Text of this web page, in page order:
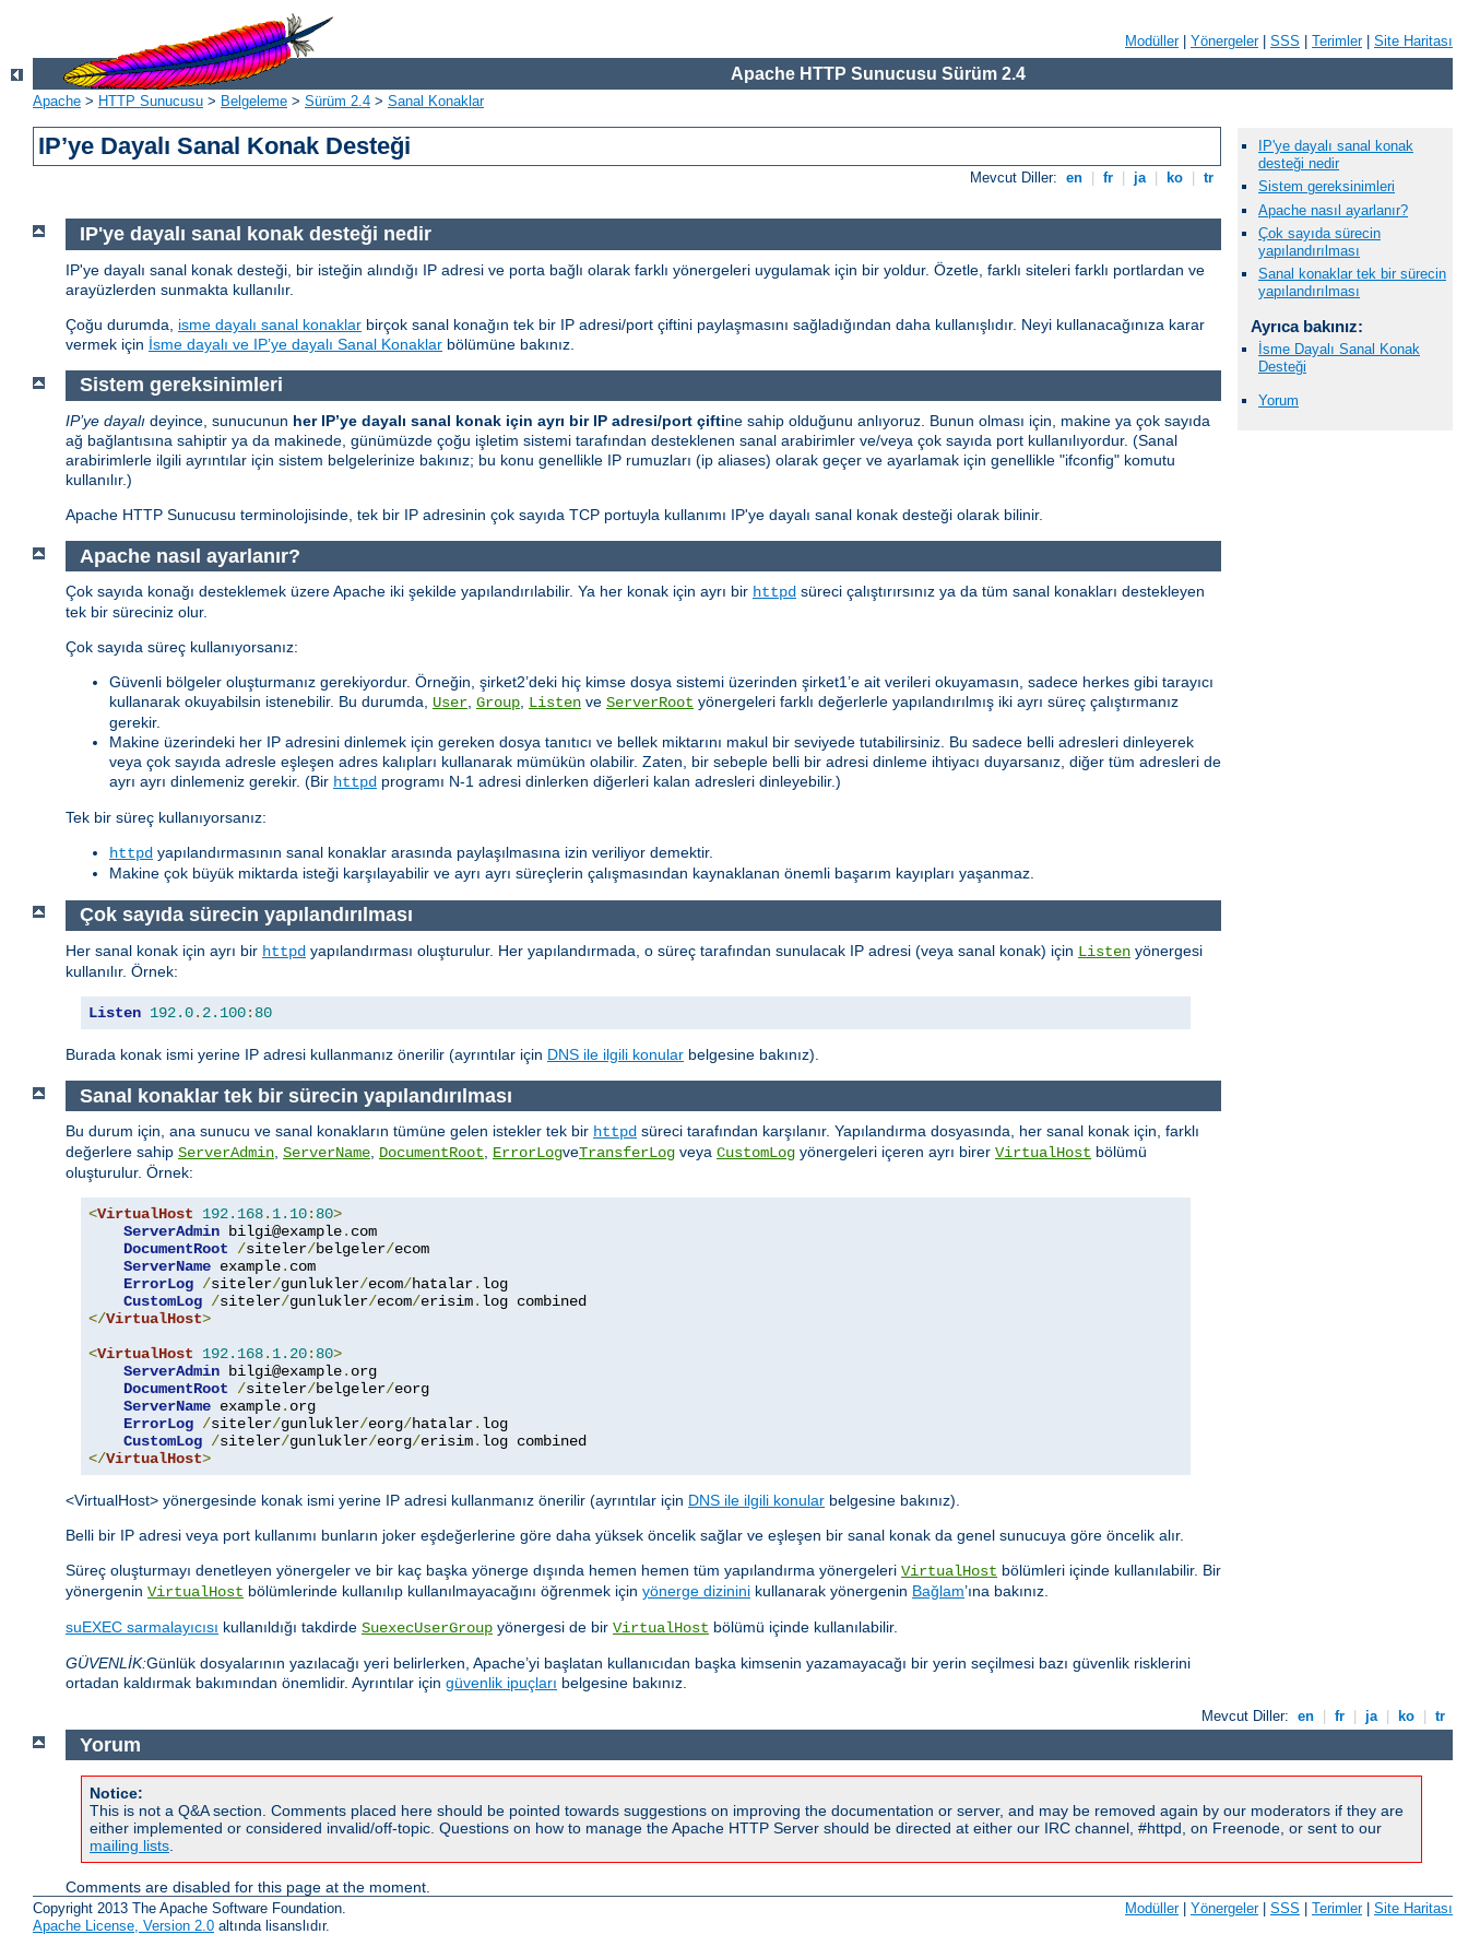
Modüller| Yönergeler| SSS Terimler| Site Haritası
Apache HTTP Sunucusu Sürüm 2.4
Apache > HTTP Sunucusu > Belgeleme > Sürüm 2.4 > Sanal Konaklar
IP’ye Dayalı Sanal Konak Desteği
Mevcut Diller: en fr ja ko tr
IP'ye dayalı sanal konak
desteği nedir
Sistem gereksinimleri
Apache nasıl ayarlanır?
Çok sayıda sürecin
yapılandırılması
Sanal konaklar tek bir sürecin
yapılandırılması
Ayrıca bakınız:
İsme Dayalı Sanal Konak
Desteği
Yorum
IP'ye dayalı sanal konak desteği nedir
IP'ye dayalı sanal konak desteği, bir isteğin alındığı IP adresi ve porta bağlı olarak farklı yönergeleri uygulamak için bir yoldur. Özetle, farklı siteleri farklı portlardan ve
arayüzlerden sunmakta kullanılır.
Çoğu durumda, isme dayalı sanal konaklar birçok sanal konağın tek bir IP adresi/port çiftini paylaşmasını sağladığından daha kullanışlıdır. Neyi kullanacağınıza karar
vermek için İsme dayalı ve IP’ye dayalı Sanal Konaklar bölümüne bakınız.
Sistem gereksinimleri
IP’ye dayalı deyince, sunucunun her IP’ye dayalı sanal konak için ayrı bir IP adresi/port çiftine sahip olduğunu anlıyoruz. Bunun olması için, makine ya çok sayıda
ağ bağlantısına sahiptir ya da makinede, günümüzde çoğu işletim sistemi tarafından desteklenen sanal arabirimler ve/veya çok sayıda port kullanılıyordur. (Sanal
arabirimlerle ilgili ayrıntılar için sistem belgelerinize bakınız; bu konu genellikle IP rumuzları (ip aliases) olarak geçer ve ayarlamak için genellikle "ifconfig" komutu
kullanılır.)
Apache HTTP Sunucusu terminolojisinde, tek bir IP adresinin çok sayıda TCP portuyla kullanımı IP'ye dayalı sanal konak desteği olarak bilinir.
Apache nasıl ayarlanır?
Çok sayıda konağı desteklemek üzere Apache iki şekilde yapılandırılabilir. Ya her konak için ayrı bir httpd süreci çalıştırırsınız ya da tüm sanal konakları destekleyen
tek bir süreciniz olur.
Çok sayıda süreç kullanıyorsanız:
Güvenli bölgeler oluşturmanız gerekiyordur. Örneğin, şirket2’deki hiç kimse dosya sistemi üzerinden şirket1’e ait verileri okuyamasın, sadece herkes gibi tarayıcı
kullanarak okuyabilsin istenebilir. Bu durumda, User, Group, Listen ve ServerRoot yönergeleri farklı değerlerle yapılandırılmış iki ayrı süreç çalıştırmanız
gerekir.
Makine üzerindeki her IP adresini dinlemek için gereken dosya tanıtıcı ve bellek miktarını makul bir seviyede tutabilirsiniz. Bu sadece belli adresleri dinleyerek
veya çok sayıda adresle eşleşen adres kalıpları kullanarak mümükün olabilir. Zaten, bir sebeple belli bir adresi dinleme ihtiyacı duyarsanız, diğer tüm adresleri de
ayrı ayrı dinlemeniz gerekir. (Bir httpd programı N-1 adresi dinlerken diğerleri kalan adresleri dinleyebilir.)
Tek bir süreç kullanıyorsanız:
httpd yapılandırmasının sanal konaklar arasında paylaşılmasına izin veriliyor demektir.
Makine çok büyük miktarda isteği karşılayabilir ve ayrı ayrı süreçlerin çalışmasından kaynaklanan önemli başarım kayıpları yaşanmaz.
Çok sayıda sürecin yapılandırılması
Her sanal konak için ayrı bir httpd yapılandırması oluşturulur. Her yapılandırmada, o süreç tarafından sunulacak IP adresi (veya sanal konak) için Listen yönergesi
kullanılır. Örnek:
Listen 192.0. 2.100: 80
Burada konak ismi yerine IP adresi kullanmanız önerilir (ayrıntılar için DNS ile ilgili konular belgesine bakınız).
Sanal konaklar tek bir sürecin yapılandırılması
Bu durum için, ana sunucu ve sanal konakların tümüne gelen istekler tek bir httpd süreci tarafından karşılanır. Yapılandırma dosyasında, her sanal konak için, farklı
değerlere sahip ServerAdmin, ServerName, DocumentRoot, ErrorLogveTransferLog veya CustomLog yönergeleri içeren ayrı birer VirtualHost bölümü
oluşturulur. Örnek:
<VirtualHost 192.168. 1.10: 80>
ServerAdmin bilgi@example. com
DocumentRoot
/siteler/belgeler/ecom
ServerName example. com
ErrorLog /siteler/gunlukler/ecom/hatalar. log
CustomLog /siteler/gunlukler/ecom/erisim.
</VirtualHost>
<VirtualHost 192.168. 1.20: 80>
ServerAdmin bilgi@example. org
DocumentRoot
/siteler/belgeler/eorg
ServerName example. org
ErrorLog /siteler/gunlukler/eorg/hatalar. log
CustomLog /siteler/gunlukler/eorg/erisim.
</VirtualHost>
<VirtualHost> yönergesinde konak ismi yerine IP adresi kullanmanız önerilir (ayrıntılar için DNS ile ilgili konular belgesine bakınız).
Belli bir IP adresi veya port kullanımı bunların joker eşdeğerlerine göre daha yüksek öncelik sağlar ve eşleşen bir sanal konak da genel sunucuya göre öncelik alır.
Süreç oluşturmayı denetleyen yönergeler ve bir kaç başka yönerge dışında hemen hemen tüm yapılandırma yönergeleri VirtualHost bölümleri içinde kullanılabilir. Bir
yönergenin VirtualHost bölümlerinde kullanılıp kullanılmayacağını öğrenmek için yönerge dizinini kullanarak yönergenin Bağlam’ına bakınız.
suEXEC sarmalayıcısı kullanıldığı takdirde SuexecUserGroup yönergesi de bir VirtualHost bölümü içinde kullanılabilir.
GÜVENLİK:Günlük dosyalarının yazılacağı yeri belirlerken, Apache’yi başlatan kullanıcıdan başka kimsenin yazamayacağı bir yerin seçilmesi bazı güvenlik risklerini
ortadan kaldırmak bakımından önemlidir. Ayrıntılar için güvenlik ipuçları belgesine bakınız.
Mevcut Diller: en fr ja ko tr
Yorum
Notice:
This is not a Q&A section. Comments placed here should be pointed towards suggestions on improving the documentation or server, and may be removed again by our moderators if they are
either implemented or considered invalid/off-topic. Questions on how to manage the Apache HTTP Server should be directed at either our IRC channel, #httpd, on Freenode, or sent to our
mailing lists.
Comments are disabled for this page at the moment.
Copyright 2013 The Apache Software Foundation.
Apache License, Version 2.0 altında lisanslıdır.
Modüller| Yönergeler| SSS Terimler| Site Haritası